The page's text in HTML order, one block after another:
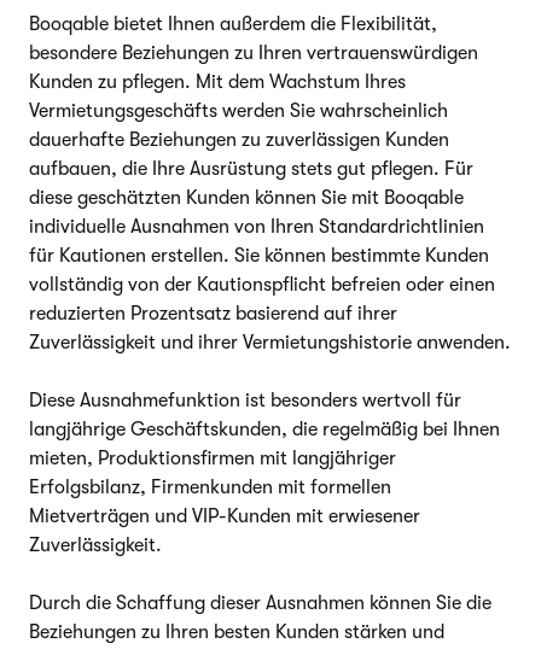
Booqable bietet Ihnen außerdem die Flexibilität,
besondere Beziehungen zu Ihren vertrauenswürdigen
Kunden zu pflegen. Mit dem Wachstum Ihres
Vermietungsgeschäfts werden Sie wahrscheinlich
dauerhafte Beziehungen zu zuverlässigen Kunden
aufbauen, die Ihre Ausrüstung stets gut pflegen. Für
diese geschätzten Kunden können Sie mit Booqable
individuelle Ausnahmen von Ihren Standardrichtlinien
für Kautionen erstellen. Sie können bestimmte Kunden
vollständig von der Kautionspflicht befreien oder einen
reduzierten Prozentsatz basierend auf ihrer
Zuverlässigkeit und ihrer Vermietungshistorie anwenden.
Diese Ausnahmefunktion ist besonders wertvoll für
langjährige Geschäftskunden, die regelmäßig bei Ihnen
mieten, Produktionsfirmen mit langjähriger
Erfolgsbilanz, Firmenkunden mit formellen
Mietverträgen und VIP-Kunden mit erwiesener
Zuverlässigkeit.
Durch die Schaffung dieser Ausnahmen können Sie die
Beziehungen zu Ihren besten Kunden stärken und